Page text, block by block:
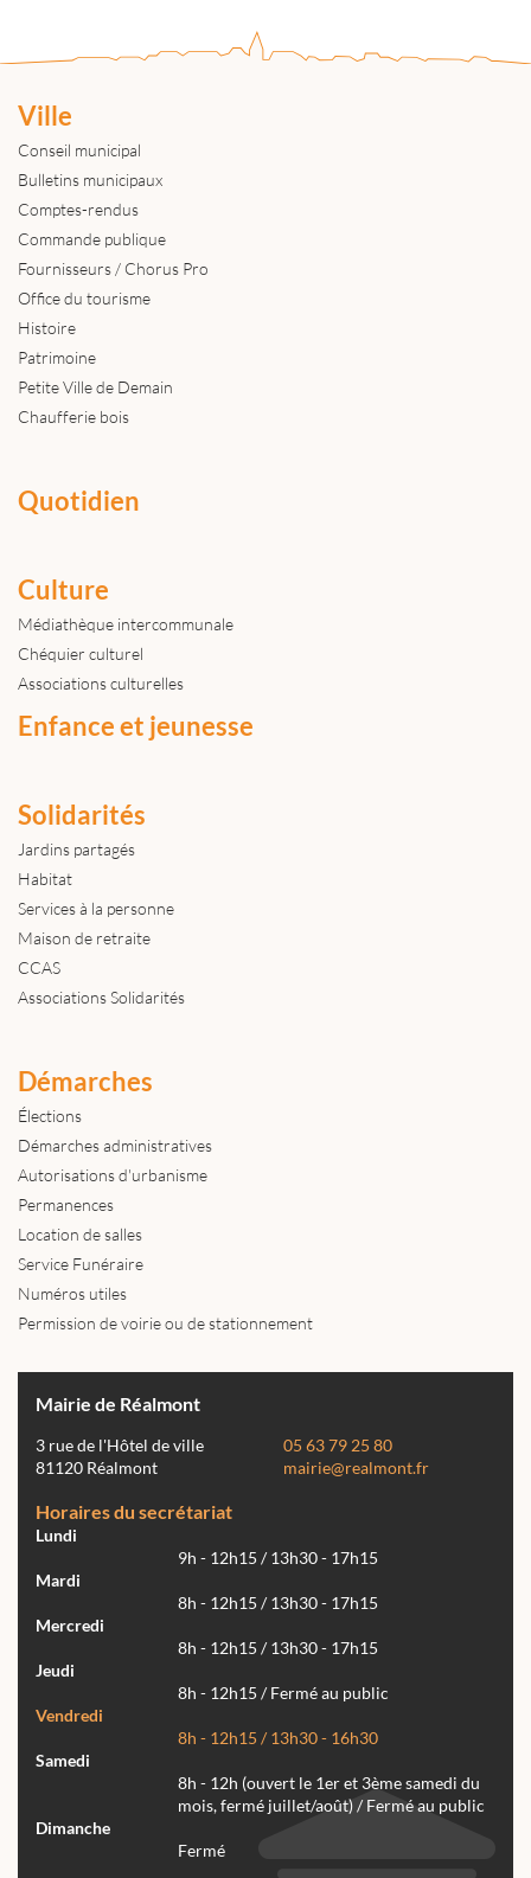
Ville
Conseil municipal
Bulletins municipaux
Comptes-rendus
Commande publique
Fournisseurs / Chorus Pro
Office du tourisme
Histoire
Patrimoine
Petite Ville de Demain
Chaufferie bois
Quotidien
Culture
Médiathèque intercommunale
Chéquier culturel
Associations culturelles
Enfance et jeunesse
Solidarités
Jardins partagés
Habitat
Services à la personne
Maison de retraite
CCAS
Associations Solidarités
Démarches
Élections
Démarches administratives
Autorisations d'urbanisme
Permanences
Location de salles
Service Funéraire
Numéros utiles
Permission de voirie ou de stationnement
Mairie de Réalmont
3 rue de l'Hôtel de ville
81120 Réalmont
05 63 79 25 80
mairie@realmont.fr
Horaires du secrétariat
Lundi
9h - 12h15 / 13h30 - 17h15
Mardi
8h - 12h15 / 13h30 - 17h15
Mercredi
8h - 12h15 / 13h30 - 17h15
Jeudi
8h - 12h15 / Fermé au public
Vendredi
8h - 12h15 / 13h30 - 16h30
Samedi
8h - 12h (ouvert le 1er et 3ème samedi du
mois, fermé juillet/août) / Fermé au public
Dimanche
Fermé